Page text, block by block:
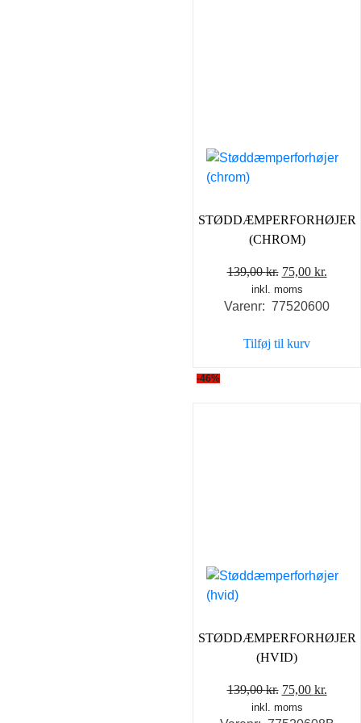
STØDDÆMPERFORHØJER
(CHROM)
139,00kr. Den
oprindelige
pris
139,00 kr..
75,00 kr.
pris
inkl. moms
Varenr: 77520600
Tilføj til kurv
-46%
STØDDÆMPERFORHØJER
(HVID)
139,00kr. Den
oprindelige
75,00 kr.
inkl. moms